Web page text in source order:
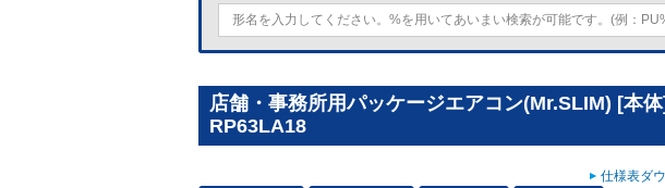
店舗・事務所用パッケージエアコン(Mr.SLIM) [本
RP63LA18
仕様表ダ